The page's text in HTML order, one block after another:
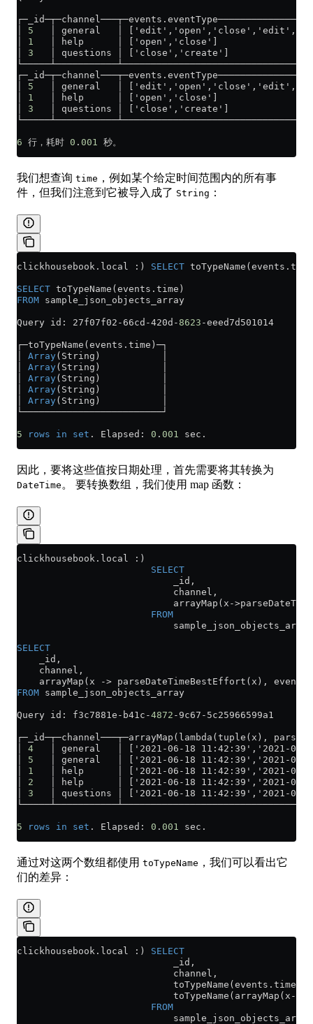
┌─_id─┬─channel───┬─events . eventType
5
│ general   │
1
│ help      │ ['open','close']
3
│ questions │ ['close','create']
┌─_id─┬─channel───┬─events . eventType
5
│ general   │
1
│ help      │ ['open','close']
3
│ questions │ ['close','create']
6 行，耗时 0 . 001 秒。
我们想查询 time ，例如某个给定时间范围内的所有事
件，但我们注意到它被导入成了 String ：
clickhousebook . local :) SELECT toTypeName(events . time
SELECT toTypeName(events . time )
FROM sample_json_objects_array
Query id: 27f07f02 -66cd -420d -8623 -eeed7d501014
┌─toTypeName(events . time )─┐
Array(String)           │
Array(String)           │
Array(String)           │
Array(String)           │
Array(String)           │
└─────────────────────────┘
5 rows in set . Elapsed: 0 . 001 sec.
因此，要将这些值按日期处理，首先需要将其转换为
DateTime 。 要转换数组，我们使用 map 函数：
clickhousebook . local
:)
                        SELECT
                            _id,
                            channel,
                            arrayMap(x
->
                        FROM
                            sample_json_objects_array
SELECT
    _id,
    channel,
    arrayMap(x
-> parseDateTimeBestEffort(x), events
FROM sample_json_objects_array
Query id: f3c7881e - b41c -4872 - 9c67 - 5c25966599a1
┌─_id─┬─channel───┬─arrayMap(lambda(tuple(x),
4
│ general   │ ['2021-06-18 11:42:39','2021-
5
│ general   │ ['2021-06-18 11:42:39','2021-
1
│ help      │ ['2021-06-18 11:42:39','2021-
2
│ help      │ ['2021-06-18 11:42:39','2021-
3
│ questions │ ['2021-06-18 11:42:39','2021-
5 rows in set . Elapsed: 0 . 001 sec.
通过对这两个数组都使用 toTypeName ，我们可以看出它
们的差异：
clickhousebook . local :) SELECT
                            _id,
                            channel,
                            toTypeName(
events . time
                            toTypeName(arrayMap(x
->
                        FROM
                            sample_json_objects_array